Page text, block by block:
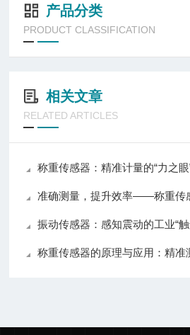
产品分类
PRODUCT CLASSIFICATION
相关文章
RELATED ARTICLES
称重传感器：精准计量的“力之眼
准确测量，提升效率——称重传感器
振动传感器：感知震动的工业“触
称重传感器的原理与应用：精准